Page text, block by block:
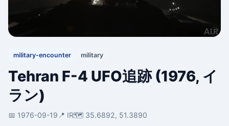
military-encounter military
Tehran F-4 UFO追跡 (1976, イ
ラン)
📅 1976-09-19 📍 IR🗺️ 35.6892, 51.3890